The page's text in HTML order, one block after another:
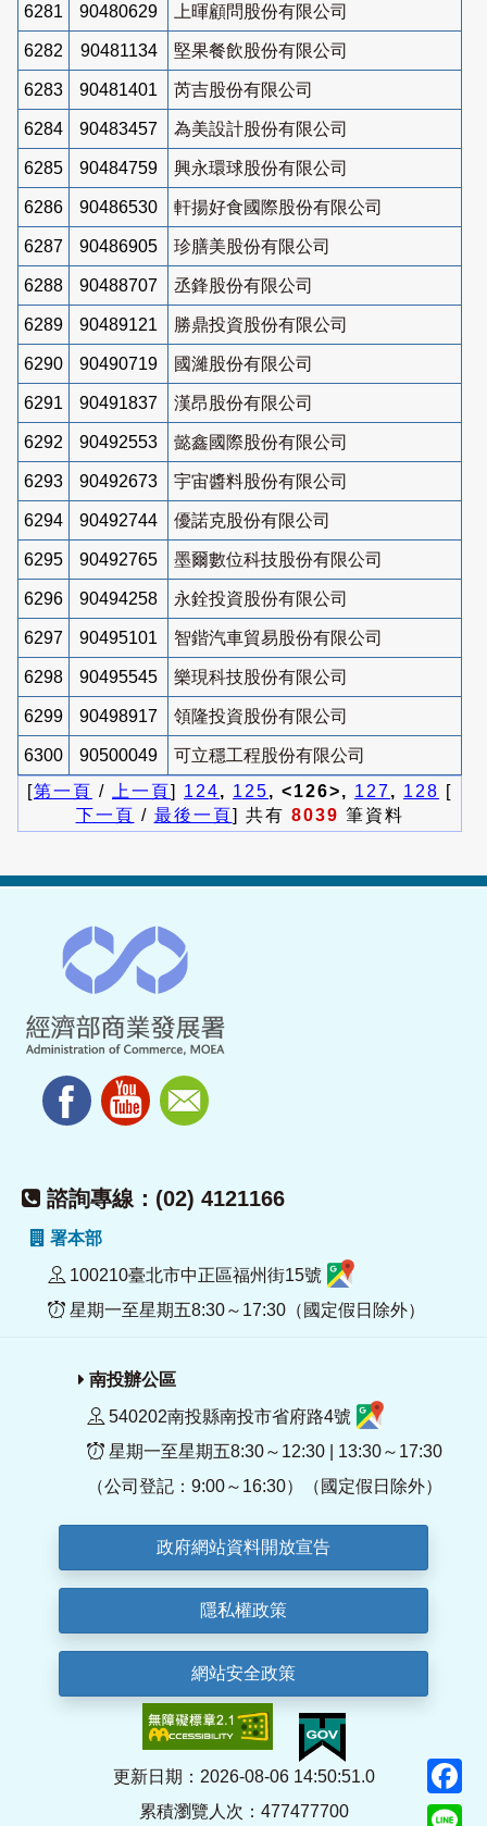
6281 90480629 上暉顧問股份有限公司
6282 90481134 堅果餐飲股份有限公司
6283 90481401 芮吉股份有限公司
6284 90483457 為美設計股份有限公司
6285 90484759 興永環球股份有限公司
6286 90486530 軒揚好食國際股份有限公司
6287 90486905 珍膳美股份有限公司
6288 90488707 丞鋒股份有限公司
6289 90489121 勝鼎投資股份有限公司
6290 90490719 國濰股份有限公司
6291 90491837 漢昂股份有限公司
6292 90492553 懿鑫國際股份有限公司
6293 90492673 宇宙醬料股份有限公司
6294 90492744 優諾克股份有限公司
6295 90492765 墨爾數位科技股份有限公司
6296 90494258 永銓投資股份有限公司
6297 90495101 智鍇汽車貿易股份有限公司
6298 90495545 樂現科技股份有限公司
6299 90498917 領隆投資股份有限公司
6300 90500049
可立穩工程股份有限公司
[第一頁 / 上一頁] 124, 125, <126>, 127, 128 [
下一頁 / 最後一頁] 共有 8039 筆資料
諮詢專線：(02) 4121166
署本部
100210臺北市中正區福州街15號
星期一至星期五8:30～17:30（國定假日除外）
南投辦公區
540202南投縣南投市省府路4號
星期一至星期五8:30～12:30 | 13:30～17:30
（公司登記：9:00～16:30）（國定假日除外）
政府網站資料開放宣告
隱私權政策
網站安全政策
更新日期：2026-08-06 14:50:51.0
累積瀏覽人次：477477700